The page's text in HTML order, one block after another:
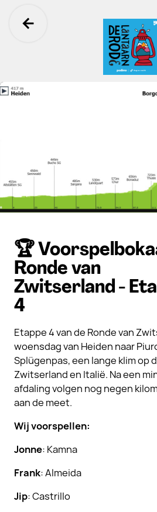
Ga terug
🏆
Ronde van
Zwitserland -
4
Etappe 4 van de Ronde van
woensdag van Heiden naar
Splügenpas, een lange klim op
Zwitserland en Italië. Na een
afdaling volgen nog negen
aan de meet.
Wij voorspellen:
Jonne: Kamna
Frank: Almeida
Jip: Castrillo